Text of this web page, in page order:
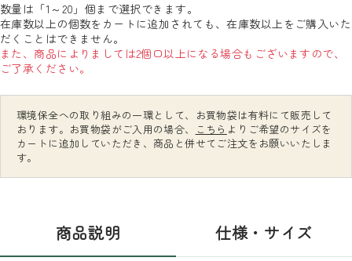
数量は「1～20」個まで選択できます。
在庫数以上の個数をカートに追加されても、在庫数以上をご購入いた
だくことはできません。
また、商品によりましては2個口以上になる場合もございますので、
ご了承ください。
環境保全への取り組みの一環として、お買物袋は有料にて販売して
おります。お買物袋がご入用の場合、
こちら よりご希望のサイズを
カートに追加していただき、商品と併せてご注文をお願いいたしま
す。
商品説明 仕様・サイズ